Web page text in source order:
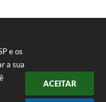
e os
a sua
ACEITAR